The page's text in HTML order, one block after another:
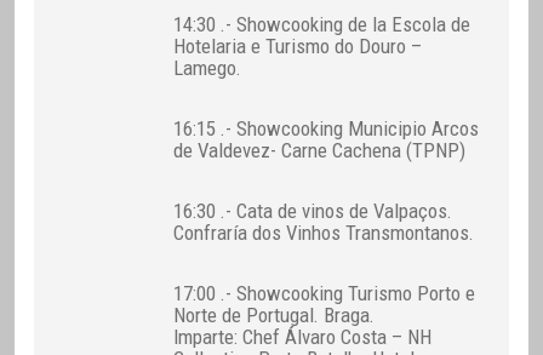
14:30 .- Showcooking de la Escola de
Hotelaria e Turismo do Douro –
Lamego.
16:15 .- Showcooking Municipio Arcos
de Valdevez- Carne Cachena (TPNP)
16:30 .- Cata de vinos de Valpaços.
Confraría dos Vinhos Transmontanos.
17:00 .- Showcooking Turismo Porto e
Norte de Portugal. Braga.
Imparte: Chef Álvaro Costa – NH